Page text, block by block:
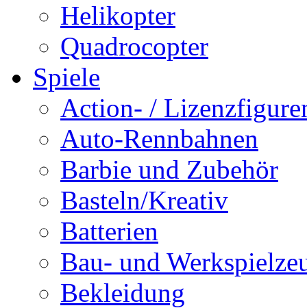
Helikopter
Quadrocopter
Spiele
Action- /
Auto-Rennbahnen
Barbie und Zubehör
Basteln/Kreativ
Batterien
Bau- und
Bekleidung